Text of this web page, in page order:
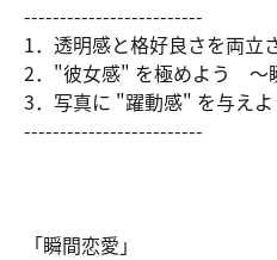
-------------------------
1．透明感と格好良さを両立
2．"彼女感" を極めよう ～
3．写真に "躍動感" を与えよ
-------------------------
「瞬間恋愛」